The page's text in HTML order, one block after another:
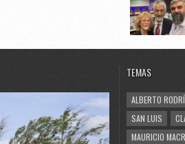
TEMAS
ALBERTO
SAN LUIS
MAURICIO